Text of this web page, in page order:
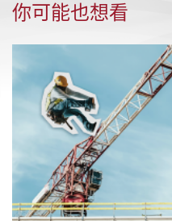
你可能也想看